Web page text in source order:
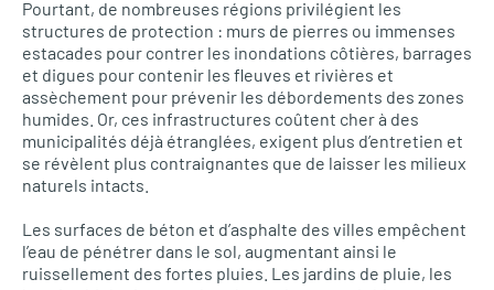
Pourtant, de nombreuses régions privilégient les
structures de protection : murs de pierres ou immenses
estacades pour contrer les inondations côtières, barrages
et digues pour contenir les fleuves et rivières et
assèchement pour prévenir les débordements des zones
humides. Or, ces infrastructures coûtent cher à des
municipalités déjà étranglées, exigent plus d’entretien et
se révèlent plus contraignantes que de laisser les milieux
naturels intacts.
Les surfaces de béton et d’asphalte des villes empêchent
l’eau de pénétrer dans le sol, augmentant ainsi le
ruissellement des fortes pluies. Les jardins de pluie, les